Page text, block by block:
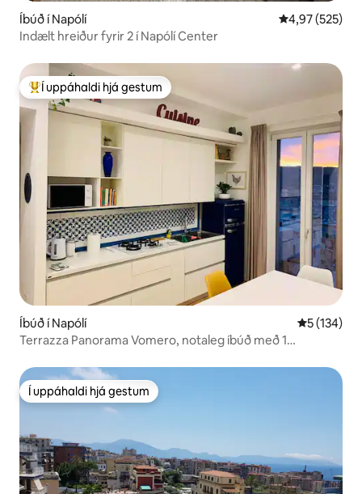
Íbúð í Napólí 4,97 af 5 í
4,97 (525)
Indælt hreiður fyrir 2 í Napólí Center
Í mestu uppáhaldi hjá gestum
Í uppáhaldi hjá gestum
Íbúð í Napólí 5 af 5 í
5 (134)
Terrazza Panorama Vomero, notaleg íbúð með 1
Í uppáhaldi hjá gestum
Í uppáhaldi hjá gestum